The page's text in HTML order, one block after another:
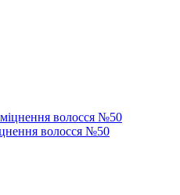
волосся №50